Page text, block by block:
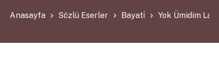
Anasayfa Sözlü Eserler Bayati̇ Yok Ümidim